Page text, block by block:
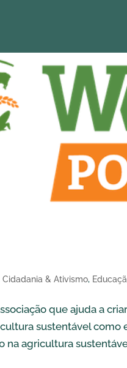
Cidadania & Ativismo,
que ajuda a
sustentável como
agricultura